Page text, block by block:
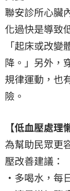
聯安診所心臟
化過快是導致
「起床或改
降。」另外，
規律運動，也
險。
【低血壓處
為幫助民眾更
壓改善建議：
‧多喝水，每